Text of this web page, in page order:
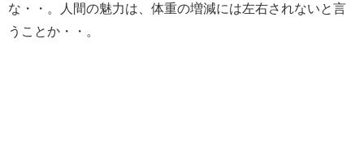
な・・。人間の魅力は、体重の増減には左右されないと言
うことか・・。